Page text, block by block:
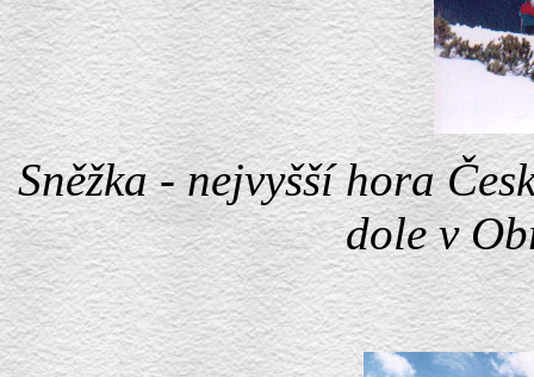
Sněžka - nejvyšší hora
dole v